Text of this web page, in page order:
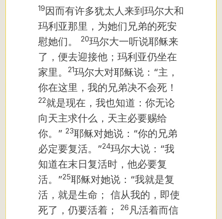
19因而有许多犹太人来到玛尔大和
玛利亚那里，为她们兄弟的死安
慰她们。
20玛尔大一听说耶稣来
了，便去迎接他；玛利亚仍坐在
家里。
21玛尔大对耶稣说：“主，
你在这里，我的兄弟决不会死！
22就是现在，我也知道：你无论
向天主求什么，天主必要赐给
你。” 23耶稣对她说：“你的兄弟
必定要复活。”24玛尔大说：“我
知道在末日复活时，他必要复
活。”25耶稣对她说：“我就是复
活，就是生命； 信从我的，即使
死了，仍要活着；
26 凡活着而信